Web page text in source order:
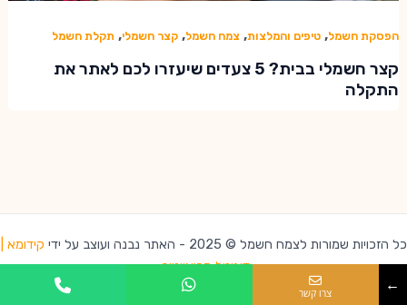
הפסקת חשמל, טיפים והמלצות, צמח חשמל, קצר חשמלי, תקלת חשמל
קצר חשמלי בבית? 5 צעדים שיעזרו לכם לאתר את
התקלה
כל הזכויות שמורות לצמח חשמל © 2025 - האתר נבנה ועוצב על ידי
קידומא |
דיגיטל קריאייטיב
← צרו קשר